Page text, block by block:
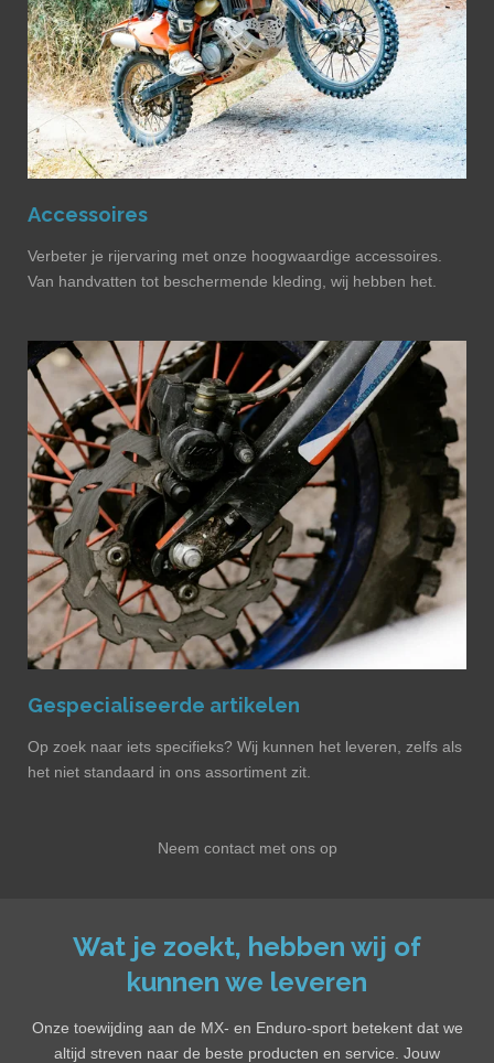
Accessoires
Verbeter je rijervaring met onze hoogwaardige accessoires.
Van handvatten tot beschermende kleding, wij hebben het.
Gespecialiseerde artikelen
Op zoek naar iets specifieks? Wij kunnen het leveren, zelfs als
het niet standaard in ons assortiment zit.
Neem contact met ons op
Wat je zoekt, hebben wij of
kunnen we leveren
Onze toewijding aan de MX- en Enduro-sport betekent dat we
altijd streven naar de beste producten en service. Jouw